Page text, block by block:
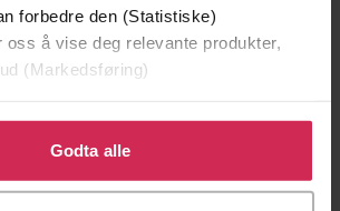
forbedre den (Statistiske)
å vise deg relevante produkter,
(Markedsføring)
for å gi oss ditt samtykke til å
alle disse formålene. Du kan også
til spesifikke formål ved å klikke
Godta alle